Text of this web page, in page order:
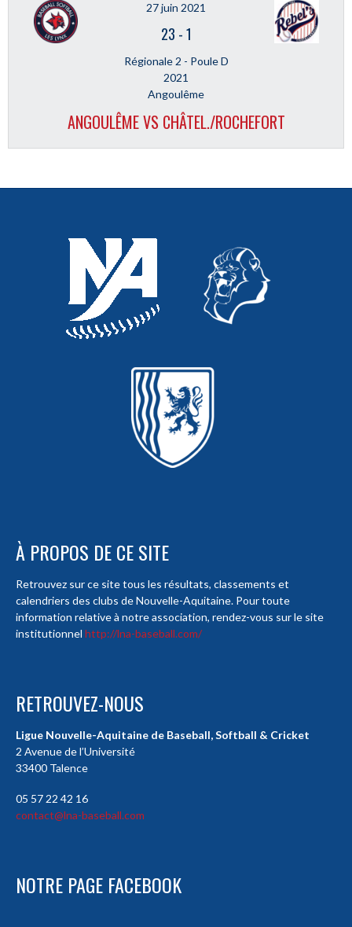
27 juin 2021
23 -1
Régionale 2 - Poule D
2021
Angoulême
ANGOULÊME VS CHÂTEL./ROCHEFORT
À PROPOS DE CE SITE
Retrouvez sur ce site tous les résultats, classements et
calendriers des clubs de Nouvelle-Aquitaine. Pour toute
information relative à notre association, rendez-vous sur le site
institutionnel http://lna-baseball.com/
RETROUVEZ-NOUS
Ligue Nouvelle-Aquitaine de Baseball, Softball & Cricket
2 Avenue de l’Université
33400 Talence
05 57 22 42 16
contact@lna-baseball.com
NOTRE PAGE FACEBOOK